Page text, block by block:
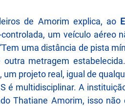
de Amorim explica, ao
um veículo aéreo
uma distância de pista
metragem
projeto real, igual de
é multidisciplinar. A
Thatiane Amorim, isso não